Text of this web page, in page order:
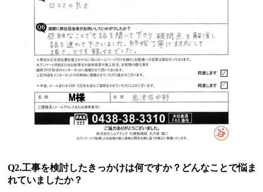
Q2.工事を検討したきっかけは何ですか？どんなことで悩ま
れていましたか？